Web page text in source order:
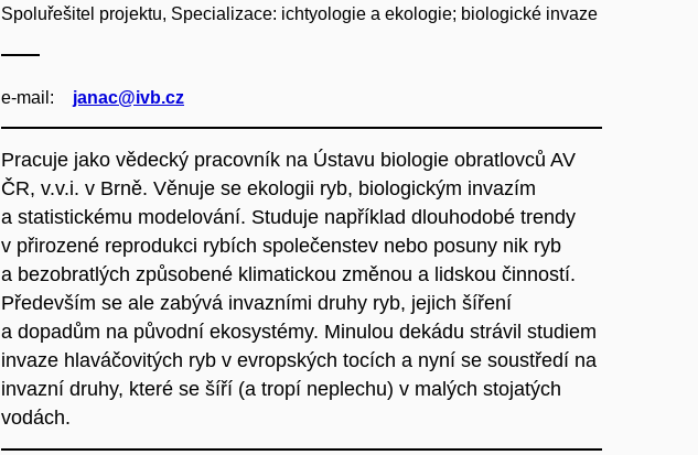
Spoluřešitel projektu, Specializace: ichtyologie a ekologie; biologické invaze
e‑mail: janac@ivb.cz
Pracuje jako vědecký pracovník na Ústavu biologie obratlovců AV
ČR, v.v.i. v Brně. Věnuje se ekologii ryb, biologickým invazím
a statistickému modelování. Studuje například dlouhodobé trendy
v přirozené reprodukci rybích společenstev nebo posuny nik ryb
a bezobratlých způsobené klimatickou změnou a lidskou činností.
Především se ale zabývá invazními druhy ryb, jejich šíření
a dopadům na původní ekosystémy. Minulou dekádu strávil studiem
invaze hlaváčovitých ryb v evropských tocích a nyní se soustředí na
invazní druhy, které se šíří (a tropí neplechu) v malých stojatých
vodách.